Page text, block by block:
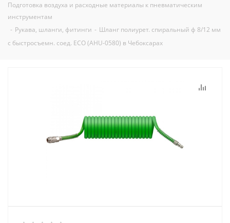
Подготовка воздуха и расходные материалы к пневматическим
инструментам
- Рукава, шланги, фитинги - Шланг полиурет. спиральный ф 8/12 мм
c быстросъемн. соед. ECO (AHU-0580) в Чебоксарах